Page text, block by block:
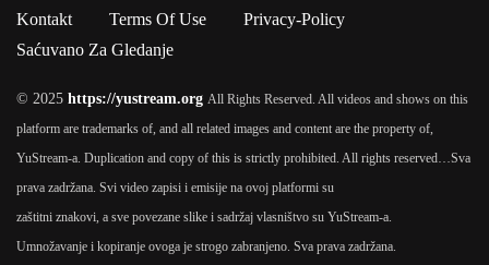
Kontakt Terms Of Use
Privacy-Policy
Saćuvano Za Gledanje
© 2025 https://yustream.org All Rights Reserved. All videos and shows on this
platform are trademarks of, and all related images and content are the property of,
YuStream-a. Duplication and copy of this is strictly prohibited. All rights reserved… Sva
prava zadržana. Svi video zapisi i emisije na ovoj platformi su
zaštitni znakovi, a sve povezane slike i sadržaj vlasništvo su YuStream-a.
Umnožavanje i kopiranje ovoga je strogo zabranjeno. Sva prava zadržana.